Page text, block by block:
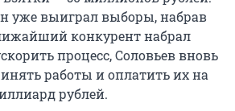
уже выиграл выборы, набрав
конкурент набрал
процесс, Соловьев вновь
работы и оплатить их на
рублей.